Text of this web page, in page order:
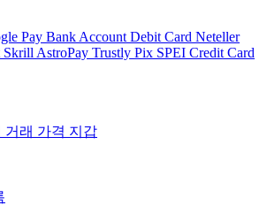
Pay Bank Account Debit Card Neteller
Skrill AstroPay Trustly Pix SPEI Credit Card
거래 가격 지갑